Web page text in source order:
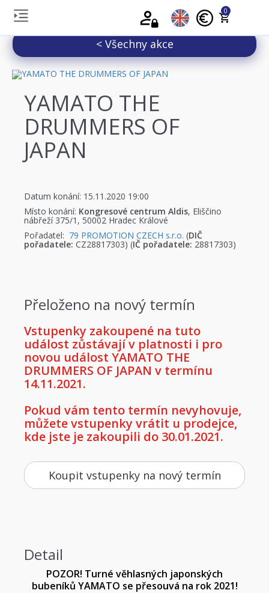
0
< Všechny akce
YAMATO THE
DRUMMERS OF
JAPAN
Datum konání: 15.11.2020 19:00
Místo konání: Kongresové centrum Aldis, Eliščino
nábřeží 375/1, 50002 Hradec Králové
Pořadatel: 79 PROMOTION CZECH s.r.o. (DIČ
pořadatele: CZ28817303) (IČ pořadatele: 28817303)
Přeloženo na nový termín
Vstupenky zakoupené na tuto
událost zůstávají v platnosti i pro
novou událost YAMATO THE
DRUMMERS OF JAPAN v termínu
14.11.2021.
Pokud vám tento termín nevyhovuje,
můžete vstupenky vrátit u prodejce,
kde jste je zakoupili do 30.01.2021.
Koupit vstupenky na nový termín
Detail
POZOR! Turné věhlasných japonských
bubeníků YAMATO se přesouvá na rok 2021!